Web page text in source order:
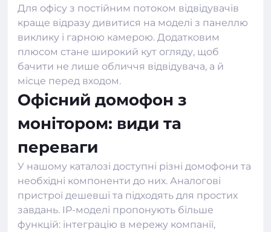
Для офісу з постійним потоком відвідувачів
краще відразу дивитися на моделі з панеллю
виклику і гарною камерою. Додатковим
плюсом стане широкий кут огляду, щоб
бачити не лише обличчя відвідувача, а й
місце перед входом.
Офісний домофон з
монітором: види та
переваги
У нашому каталозі доступні різні домофони та
необхідні компоненти до них. Аналогові
пристрої дешевші та підходять для простих
завдань. IP-моделі пропонують більше
функцій: інтеграцію в мережу компанії,